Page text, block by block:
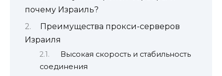
почему Израиль?
Преимущества прокси-серверов
Израиля
Высокая скорость и стабильность
соединения